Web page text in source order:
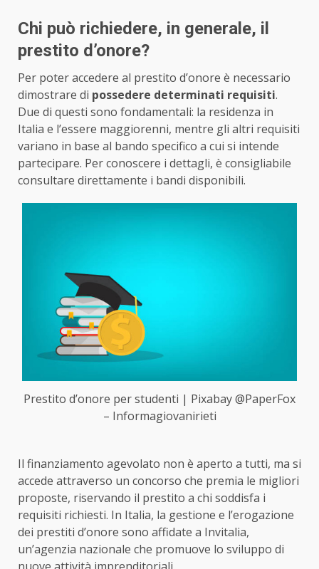
Chi può richiedere, in generale, il
prestito d’onore?
Per poter accedere al prestito d’onore è necessario
dimostrare di possedere determinati requisiti.
Due di questi sono fondamentali: la residenza in
Italia e l’essere maggiorenni, mentre gli altri requisiti
variano in base al bando specifico a cui si intende
partecipare. Per conoscere i dettagli, è consigliabile
consultare direttamente i bandi disponibili.
Prestito d’onore per studenti | Pixabay @PaperFox
– Informagiovanirieti
Il finanziamento agevolato non è aperto a tutti, ma si
accede attraverso un concorso che premia le migliori
proposte, riservando il prestito a chi soddisfa i
requisiti richiesti. In Italia, la gestione e l’erogazione
dei prestiti d’onore sono affidate a Invitalia,
un’agenzia nazionale che promuove lo sviluppo di